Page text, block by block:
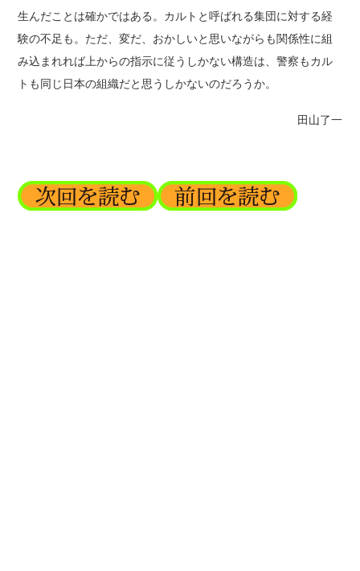
生んだことは確かではある。カルトと呼ばれる集団に対する経
験の不足も。ただ、変だ、おかしいと思いながらも関係性に組
み込まれれば上からの指示に従うしかない構造は、警察もカル
トも同じ日本の組織だと思うしかないのだろうか。
田山了一